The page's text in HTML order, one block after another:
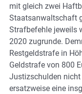
mit gleich zwei
Staatsanwaltschaft
Strafbefehle jeweils
2020 zugrunde.
Restgeldstrafe in
Geldstrafe von 800
Justizschulden nicht
ersatzweise eine